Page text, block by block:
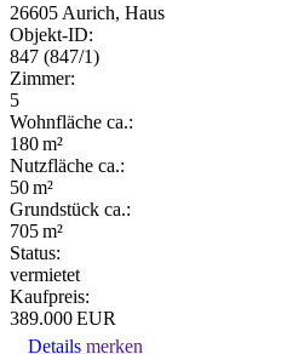
26605 Aurich, Haus
Objekt-ID:
847 (847/1)
Zimmer:
5
Wohnfläche ca.:
180 m²
Nutzfläche ca.:
50 m²
Grund­stück ca.:
705 m²
Status:
vermietet
Kaufpreis:
389.000 EUR
Details merken